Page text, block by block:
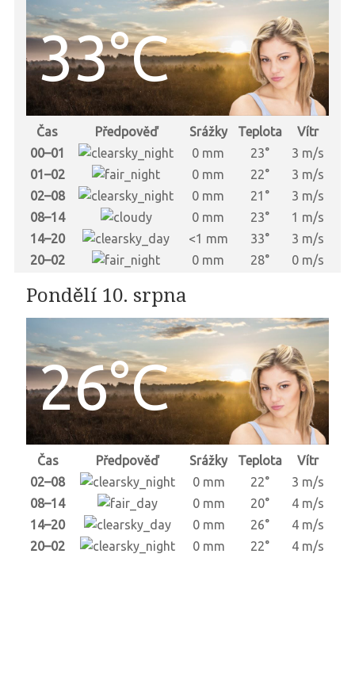
33°C
Čas Předpověď Srážky Teplota
Vítr
00–01
0 mm 23°
3 m/s
01–02
0 mm 22°
3 m/s
02–08
0 mm 21°
3 m/s
08–14
0 mm 23°
1 m/s
14–20
<1 mm 33°
3 m/s
20–02
0 mm 28° 0 m/s
Pondělí 10. srpna
26°C
Čas Předpověď Srážky Teplota
Vítr
02–08
0 mm 22°
3 m/s
08–14
0 mm 20°
4 m/s
14–20
0 mm 26°
4 m/s
20–02
0 mm 22° 4 m/s